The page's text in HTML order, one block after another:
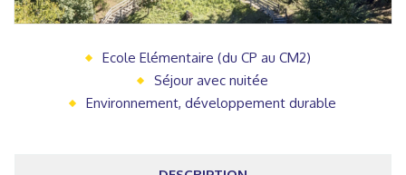
Ecole Elémentaire (du CP au CM2)
Séjour avec nuitée
Environnement, développement durable